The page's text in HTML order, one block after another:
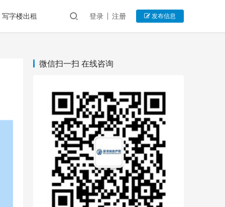
写字楼出租 登录 注册 发布信息
微信扫一扫 在线咨询